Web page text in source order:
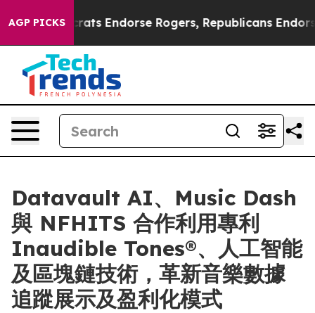
AGP PICKSEndorse Rogers, Republicans Endorse
Datavault AI、Music Dash
與 NFHITS 合作利用專利
Inaudible Tones®、人工智能
及區塊鏈技術，革新音樂數據
追蹤展示及盈利化模式